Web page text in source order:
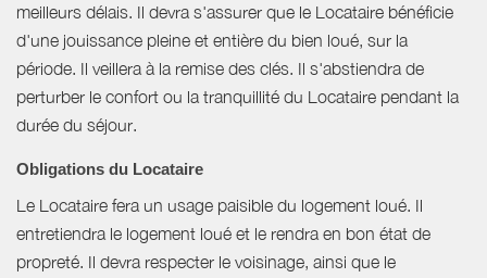
meilleurs délais. Il devra s'assurer que le Locataire bénéficie
d'une jouissance pleine et entière du bien loué, sur la
période. Il veillera à la remise des clés. Il s'abstiendra de
perturber le confort ou la tranquillité du Locataire pendant la
durée du séjour.
Obligations du Locataire
Le Locataire fera un usage paisible du logement loué. Il
entretiendra le logement loué et le rendra en bon état de
propreté. Il devra respecter le voisinage, ainsi que le